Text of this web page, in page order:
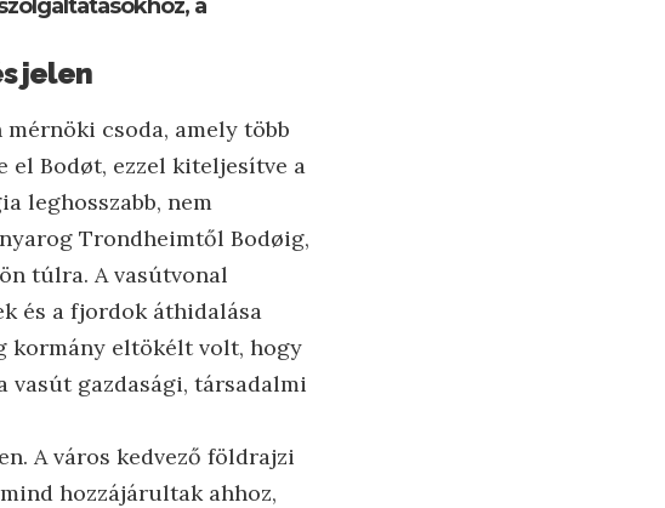
a
jelen
csoda, amely több
el Bodøt, ezzel kiteljesítve a
leghosszabb, nem
Trondheimtől Bodøig,
túlra. A vasútvonal
és a fjordok áthidalása
kormány eltökélt volt, hogy
vasút gazdasági, társadalmi
A város kedvező földrajzi
hozzájárultak ahhoz,